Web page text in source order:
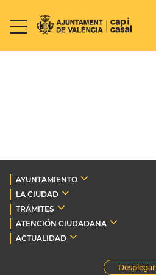
AYUNTAMIENTO
LA CIUDAD
TRÁMITES
ATENCIÓN CIUDADANA
ACTUALIDAD
Desplegar